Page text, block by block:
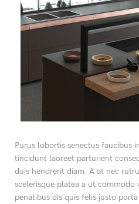
Purus lobortis senectus faucibus
tincidunt laoreet parturient
duis hendrerit diam. A at nec
scelerisque platea a ut
penatibus dis quis felis justo